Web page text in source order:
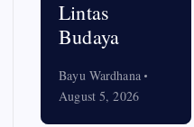
Lintas
Budaya
Bayu Wardhana
August 5, 2026